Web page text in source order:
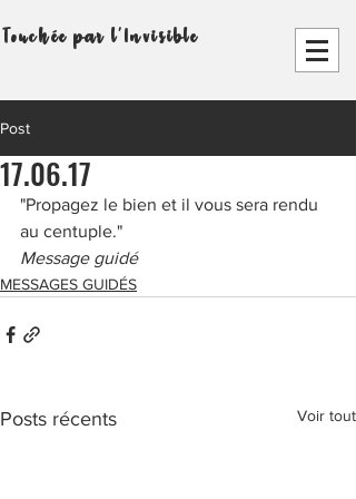
Touchée par l'Invisible
Post
17.06.17
"Propagez le bien et il vous sera rendu
au centuple."
Message guidé
MESSAGES GUIDÉS
Posts récents Voir tout